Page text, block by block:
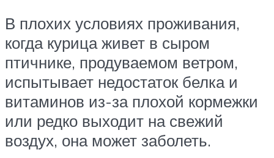
В плохих условиях проживания,
когда курица живет в сыром
птичнике, продуваемом ветром,
испытывает недостаток белка и
витаминов из-за плохой кормежки
или редко выходит на свежий
воздух, она может заболеть.